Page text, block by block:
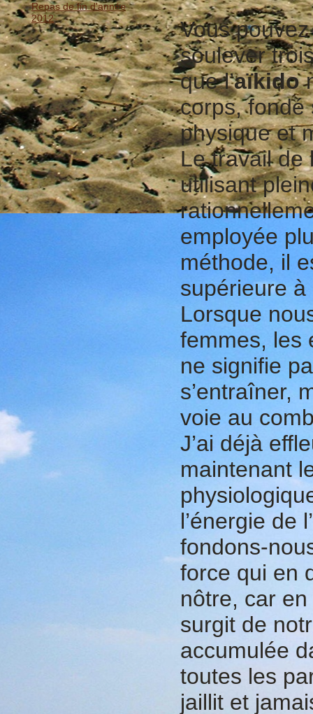
Repas de fin d'année
2012
Vous
soulever
que l’aïkido
corps, fondé
physique et
Le travail de
utilisant
employée
méthode, il
supérieure à
Lorsque
femmes, les
ne signifie
s’entraîner,
voie au
J’ai déjà
maintenant
l’énergie de
fondons-
force qui en
nôtre, car en
surgit de
accumulée
toutes les
jaillit et